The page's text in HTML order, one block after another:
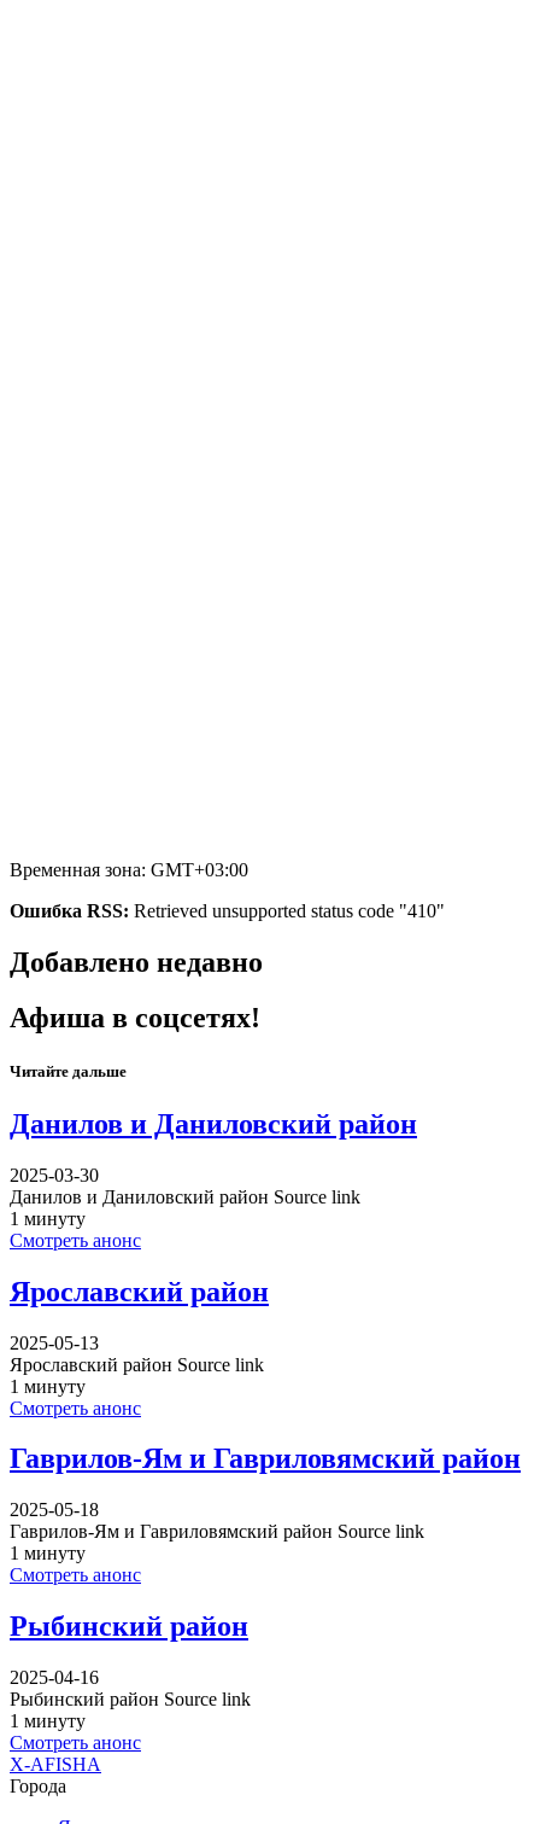
Временная зона: GMT+03:00
Ошибка RSS: Retrieved unsupported status code "410"
Добавлено недавно
Афиша в соцсетях!
Читайте дальше
Данилов и Даниловский район
2025-03-30
Данилов и Даниловский район Source link
1 минуту
Смотреть анонс
Ярославский район
2025-05-13
Ярославский район Source link
1 минуту
Смотреть анонс
Гаврилов-Ям и Гавриловямский район
2025-05-18
Гаврилов-Ям и Гавриловямский район Source link
1 минуту
Смотреть анонс
Рыбинский район
2025-04-16
Рыбинский район Source link
1 минуту
Смотреть анонс
X-AFISHA
Города